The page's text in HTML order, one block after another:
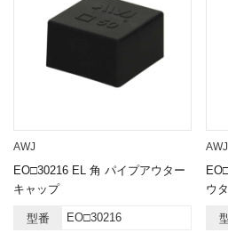
AWJ
EO□30216 EL 角 パイプアウター
キャップ
型番 EO□30216
AWJ
ウ